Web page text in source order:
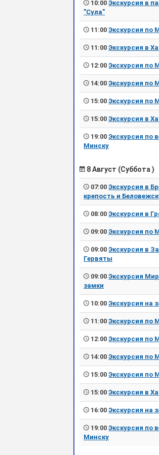
10:00Экскурсия в
"Сула"
11:00Экскурсия по
11:00Экскурсия в
12:00Экскурсия по
14:00Экскурсия по
15:00Экскурсия по
15:00Экскурсия в
19:00Экскурсия по
Минску
8 Август (Суббота )
07:00Экскурсия в
крепость и
08:00Экскурсия в
09:00Экскурсия по
09:00Экскурсия в
Гервяты
09:00Экскурсия
замки
10:00Экскурсия на
11:00Экскурсия по
12:00Экскурсия по
14:00Экскурсия по
15:00Экскурсия по
15:00Экскурсия в
16:00Экскурсия на
19:00Экскурсия по
Минску